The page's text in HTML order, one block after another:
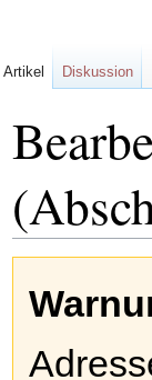
Navigation
springen
Suche
springen
Artikel Diskussion